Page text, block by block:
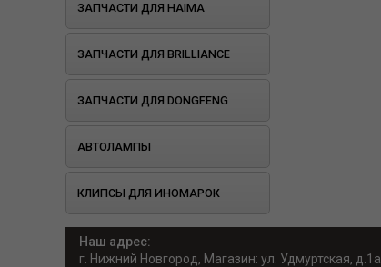
ЗАПЧАСТИ ДЛЯ HAIMA
ЗАПЧАСТИ ДЛЯ BRILLIANCE
ЗАПЧАСТИ ДЛЯ DONGFENG
АВТОЛАМПЫ
КЛИПСЫ ДЛЯ ИНОМАРОК
Наш адрес:
г. Нижний Новгород, Магазин: ул. Удмуртская, д.1а